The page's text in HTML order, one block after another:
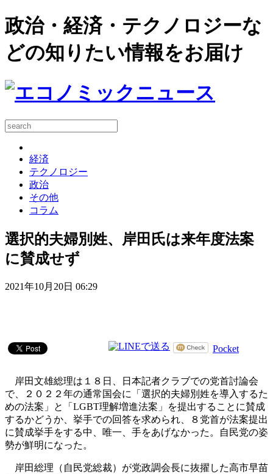
政治・経済・テクノロジーな
どの知りたい情報をお届け
経済
テクノロジー
政治
その他
コラム
選択的夫婦別姓、岸田氏は来年度法案
に賛成せず
2021年10月20日 06:29
Pocket
岸田文雄総理は１８日、日本記者クラブでの党首討論会
で、２０２２年の通常国会に「選択的夫婦別姓を導入するた
めの法案」と「LGBT理解増進法案」を提出することに賛成
するかどうか、挙手での回答を求められ、８党首が法案提出
に賛成挙手をする中、唯一、手をあげなかった。自民党の姿
勢が鮮明になった。
岸田総理（自民党総裁）が党政調会長に抜擢した高市早苗